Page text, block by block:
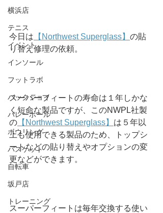
横浜店
テニス
イベント
インソール
フットラボ
バックジョイ
バレーボール
ボウリング
バスケット
自転車
坂戸店
トレーニング
今日は 【Northwest Superglass】 の貼
り替え修理の依頼。
スーパーフィートの寿命は１年しかな
く短命な製品ですが、このNWPL社製
の 【Northwest Superglass】 は５年以
上も使用できる製品のため、トップシ
ートなどの貼り替えやオプションの変
更などができます。
スーパーフィートは毎年交換する使い